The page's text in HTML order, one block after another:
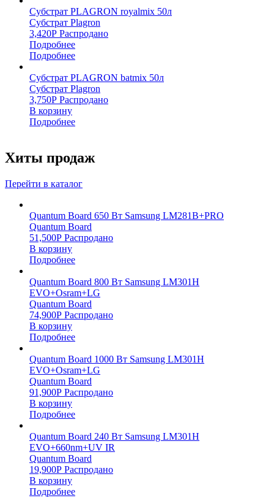
Субстрат PLAGRON royalmix 50л
Субстрат Plagron
3,420Р Распродано
Подробнее
Подробнее
Субстрат PLAGRON batmix 50л
Субстрат Plagron
3,750Р Распродано
В корзину
Подробнее
Хиты продаж
Перейти в каталог
Quantum Board 650 Вт Samsung LM281B+PRO
Quantum Board
51,500Р Распродано
В корзину
Подробнее
Quantum Board 800 Вт Samsung LM301H
EVO+Osram+LG
Quantum Board
74,900Р Распродано
В корзину
Подробнее
Quantum Board 1000 Вт Samsung LM301H
EVO+Osram+LG
Quantum Board
91,900Р Распродано
В корзину
Подробнее
Quantum Board 240 Вт Samsung LM301H
EVO+660nm+UV IR
Quantum Board
19,900Р Распродано
В корзину
Подробнее